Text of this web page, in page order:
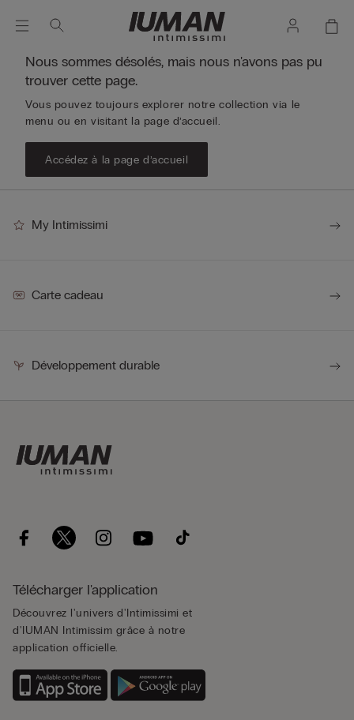
Nous sommes désolés, mais nous n'avons pas pu
trouver cette page.
Vous pouvez toujours explorer notre collection via le
menu ou en visitant la page d’accueil.
Accédez à la page d’accueil
My Intimissimi
Carte cadeau
Développement durable
Télécharger l'application
Découvrez l'univers d'Intimissimi et
d'IUMAN Intimissim grâce à notre
application officielle.